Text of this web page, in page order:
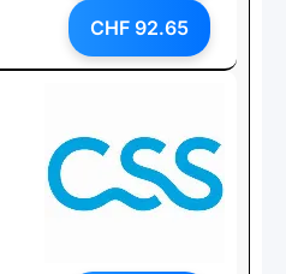
CHF 92.65